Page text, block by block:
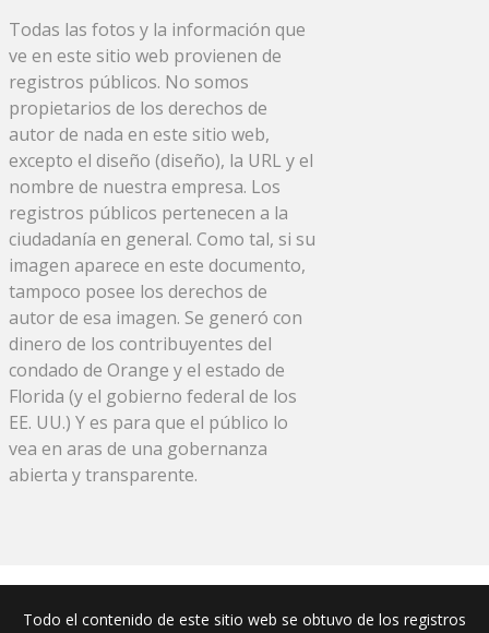
Todas las fotos y la información que
ve en este sitio web provienen de
registros públicos. No somos
propietarios de los derechos de
autor de nada en este sitio web,
excepto el diseño (diseño), la URL y el
nombre de nuestra empresa. Los
registros públicos pertenecen a la
ciudadanía en general. Como tal, si su
imagen aparece en este documento,
tampoco posee los derechos de
autor de esa imagen. Se generó con
dinero de los contribuyentes del
condado de Orange y el estado de
Florida (y el gobierno federal de los
EE. UU.) Y es para que el público lo
vea en aras de una gobernanza
abierta y transparente.
Todo el contenido de este sitio web se obtuvo de los registros